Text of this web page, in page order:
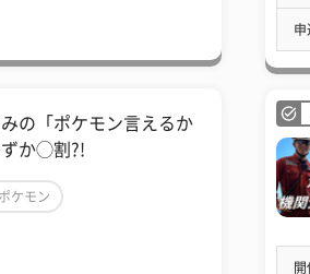
の「ポケモン言えるか
ずか◯割?!
ケモン
申